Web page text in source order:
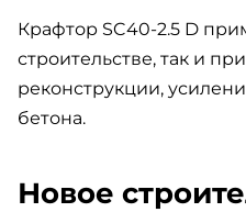
Крафтор SC40-2.5 D
строительстве, так и
реконструкции,
бетона.
Новое